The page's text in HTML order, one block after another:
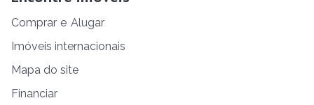
Comprar e Alugar
Imóveis internacionais
Mapa do site
Financiar